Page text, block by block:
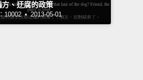
方、迂腐的政策
10002 • 2013-05-01